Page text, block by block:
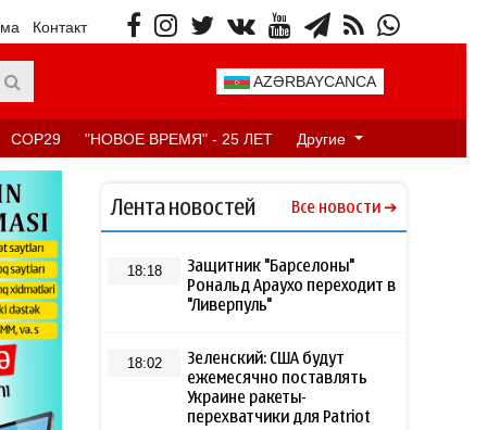
Контакт
AZƏRBAYCANCA
COP29 "НОВОЕ ВРЕМЯ" - 25 ЛЕТ Другие
Лента новостей Все новости
18:18
Защитник "Барселоны"
Рональд Араухо переходит в
"Ливерпуль"
18:02
Зеленский: США будут
ежемесячно поставлять
Украине ракеты-
перехватчики для Patriot